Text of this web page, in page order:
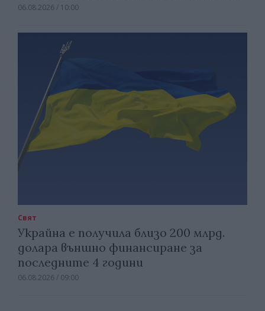
06.08.2026 / 10:00
Свят
Украйна е получила близо 200 млрд.
долара външно финансиране за
последните 4 години
06.08.2026 / 09:00